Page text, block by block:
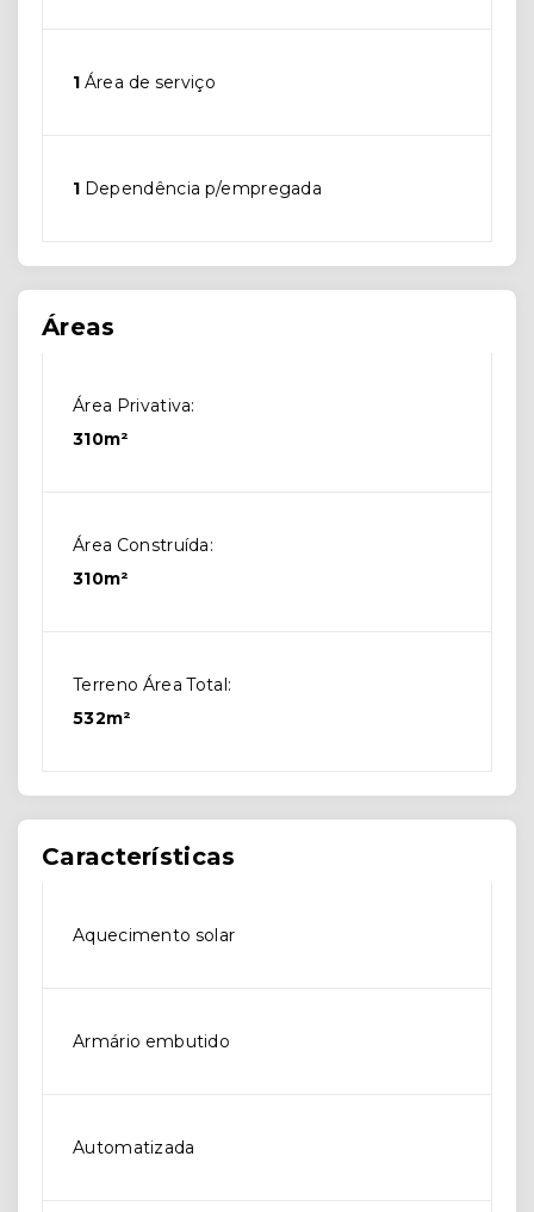
1 Área de serviço
1 Dependência p/empregada
Áreas
Área Privativa:
310m²
Área Construída:
310m²
Terreno Área Total:
532m²
Características
Aquecimento solar
Armário embutido
Automatizada